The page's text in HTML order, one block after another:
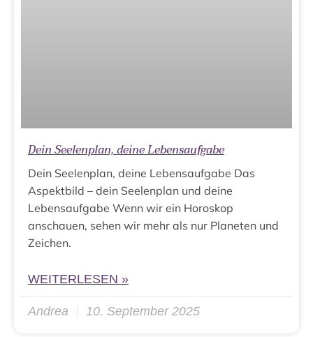
Dein Seelenplan, deine Lebensaufgabe
Dein Seelenplan, deine Lebensaufgabe Das
Aspektbild – dein Seelenplan und deine
Lebensaufgabe Wenn wir ein Horoskop
anschauen, sehen wir mehr als nur Planeten und
Zeichen.
WEITERLESEN »
Andrea 10. September 2025